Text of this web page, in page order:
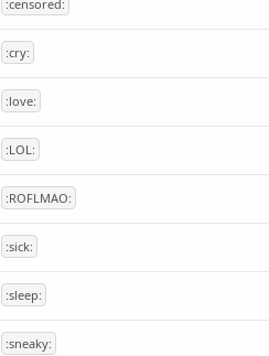
:censored:
:cry:
:love:
:LOL:
:ROFLMAO:
:sick:
:sleep:
:sneaky: